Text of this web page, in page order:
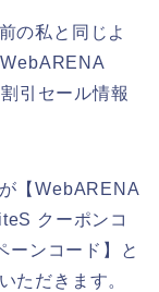
の私と同じよ
引セール情報
【WebARENA
クーポンコ
ーンコード】と
ただきます。